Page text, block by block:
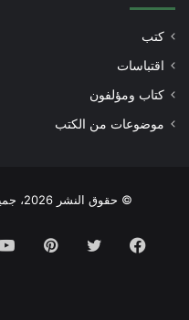
كتب
اقتباسات
كتاب ومؤلفون
موضوعات من الكتب
© حقوق النشر 2026، جميع الحقوق محفوظة |
فيسبوك تويتر